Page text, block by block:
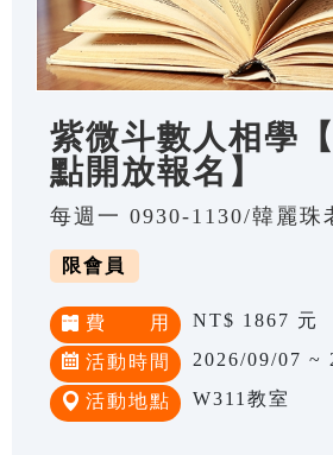
紫微斗數人相學
點開放報名】
每週一 0930-1130/韓麗珠
限會員
費 用 NT$ 1867 元
活動時間 2026/09/07 ~
活動地點 W311教室